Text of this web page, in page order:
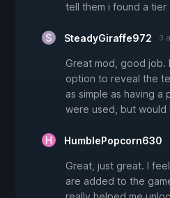
tell them i found a tier
SteadyGiraffe972 3
Great mod, good job.
option to reveal the
as simple as having a
were used, but would
HumblePopcorn630
Great, just great. I
are added to the